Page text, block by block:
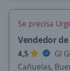
Se precisa
Vendedor
4,5
GI
Cañuelas,